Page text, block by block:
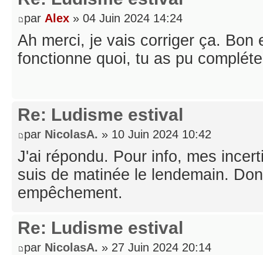
par Alex » 04 Juin 2024 14:24
Ah merci, je vais corriger ça. Bon
fonctionne quoi, tu as pu
Re: Ludisme estival
par NicolasA. » 10 Juin 2024 10:42
J'ai répondu. Pour info, mes
suis de matinée le lendemain.
empêchement.
Re: Ludisme estival
par NicolasA. » 27 Juin 2024 20:14